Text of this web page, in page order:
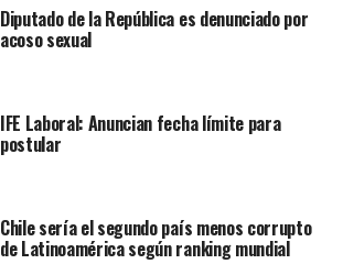
Diputado de la República es denunciado por
acoso sexual
IFE Laboral: Anuncian fecha límite para
postular
Chile sería el segundo país menos corrupto
de Latinoamérica según ranking mundial